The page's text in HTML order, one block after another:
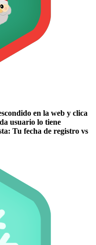
en la web y clica
usuario lo tiene
Tu fecha de registro vs